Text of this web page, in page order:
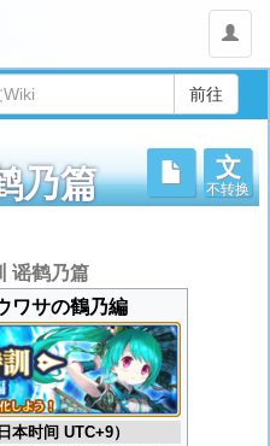
用
户
鹤乃篇
文
不转换
谣鹤乃篇
ワサの鶴乃編
本时间 UTC+9）